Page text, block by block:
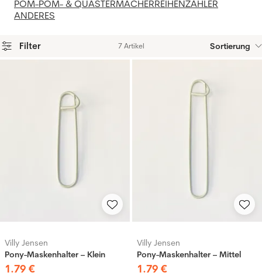
POM-POM- & QUASTERMACHERREIHENZÄHLER
ANDERES
Filter 7 Artikel Sortierung
Villy Jensen
Pony-Maskenhalter – Klein
1.79 €
Villy Jensen
Pony-Maskenhalter – Mittel
1.79 €